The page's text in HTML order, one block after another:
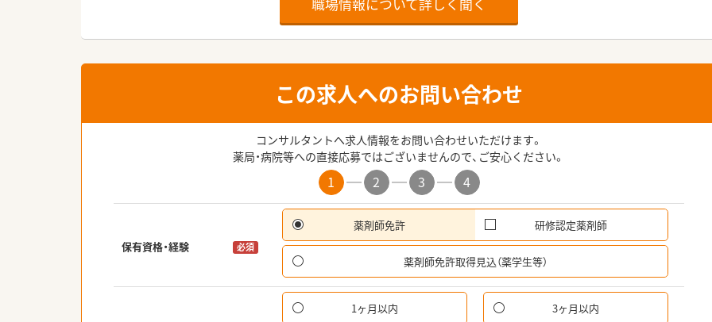
この求人へのお問い合わせ
コンサルタントへ求人情報をお問い合わせいただけます。
薬局・病院等への直接応募ではございませんので、ご安心ください。
1 2 3 4
保有資格・経験 必須
薬剤師免許 研修認定薬剤師
薬剤師免許取得見込（薬学生等）
1ヶ月以内 3ヶ月以内